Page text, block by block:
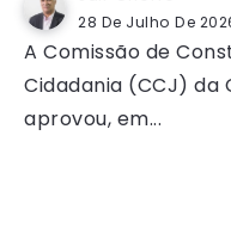
28 De Julho De
A Comissão de
Cidadania (CCJ) da
aprovou, em...